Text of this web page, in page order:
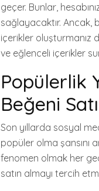
geçer. Bunlar,
sağlayacaktır. Ancak,
içerikler oluşturmanız
ve eğlenceli içerikler
Popülerlik
Beğeni
Son yıllarda sosyal
popüler olma şansını
fenomen olmak her
satın almayı tercih